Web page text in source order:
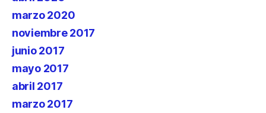
marzo 2020
noviembre 2017
junio 2017
mayo 2017
abril 2017
marzo 2017